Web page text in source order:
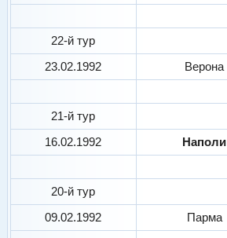
22-й тур
23.02.1992
Верона
21-й тур
16.02.1992
Наполи
20-й тур
09.02.1992
Парма